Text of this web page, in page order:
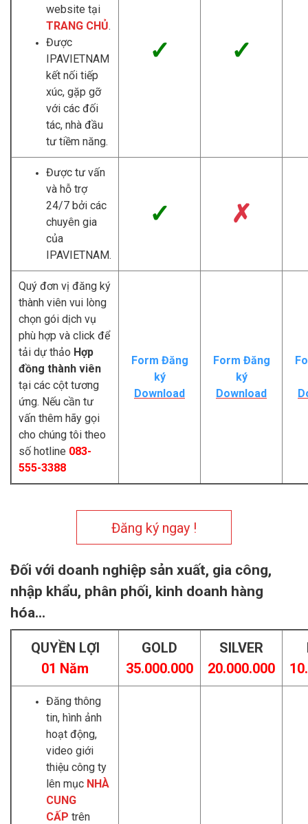
website tại
TRANG CHỦ.
Được
IPAVIETNAM
kết nối tiếp
xúc, gặp gỡ
với các đối
tác, nhà đầu
tư tiềm năng.
✓ ✓
Được tư vấn
và hỗ trợ
24/7 bởi các
chuyên gia
của
IPAVIETNAM.
✓ ✗
Quý đơn vị đăng ký
thành viên vui lòng
chọn gói dịch vụ
phù hợp và click để
tải dự thảo Hợp
đồng thành viên
tại các cột tương
ứng. Nếu cần tư
vấn thêm hãy gọi
cho chúng tôi theo
số hotline 083-
555-3388
Form Đăng
ký
Download
Form Đăng
ký
Download
Đăng ký ngay !
Đối với doanh nghiệp sản xuất, gia công,
nhập khẩu, phân phối, kinh doanh hàng
hóa...
QUYỀN LỢI
01 Năm
GOLD
35.000.000
SILVER
20.000.000
Đăng thông
tin, hình ảnh
hoạt động,
video giới
thiệu công ty
lên mục NHÀ
CUNG
CẤP trên